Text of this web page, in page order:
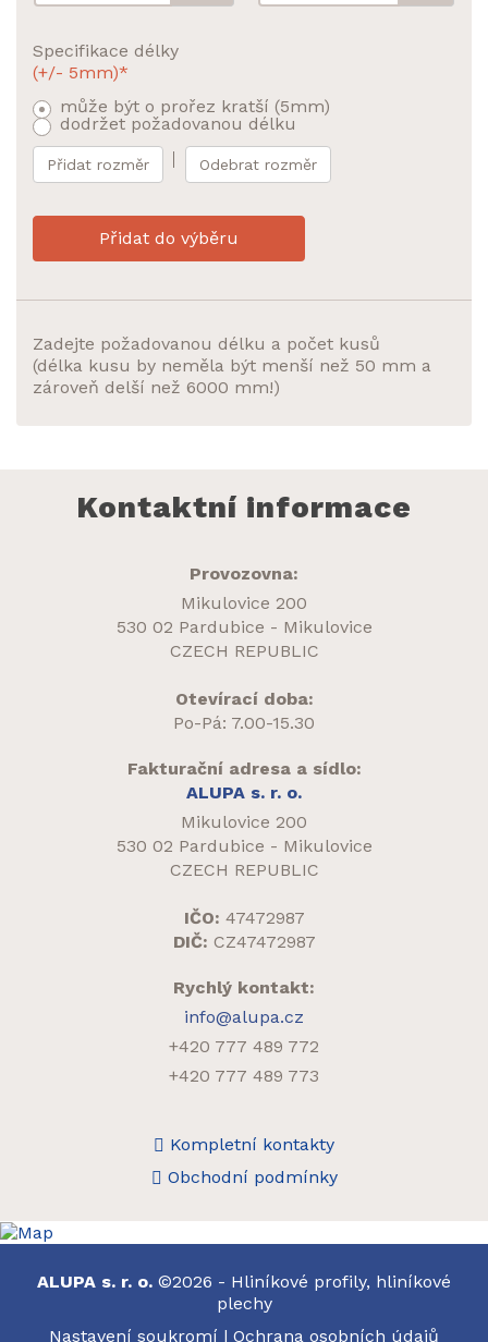
Specifikace délky
(+/- 5mm)*
může být o prořez kratší (5mm)
dodržet požadovanou délku
Přidat rozměr Odebrat rozměr
Přidat do výběru
Zadejte požadovanou délku a počet kusů
(délka kusu by neměla být menší než 50 mm a
zároveň delší než 6000 mm!)
Kontaktní informace
Provozovna:
Mikulovice 200
530 02 Pardubice - Mikulovice
CZECH REPUBLIC
Otevírací doba:
Po-Pá: 7.00-15.30
Fakturační adresa a sídlo:
ALUPA s. r. o.
Mikulovice 200
530 02 Pardubice - Mikulovice
CZECH REPUBLIC
IČO: 47472987
DIČ: CZ47472987
Rychlý kontakt:
info@alupa.cz
+420 777 489 772
+420 777 489 773
Kompletní kontakty
Obchodní podmínky
ALUPA s. r. o. ©2026 - Hliníkové profily, hliníkové
plechy
Nastavení soukromí | Ochrana osobních údajů